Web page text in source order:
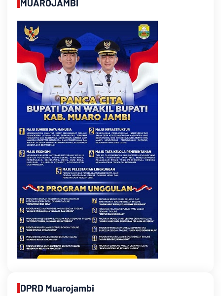
MUAROJAMBI
DPRD Muarojambi